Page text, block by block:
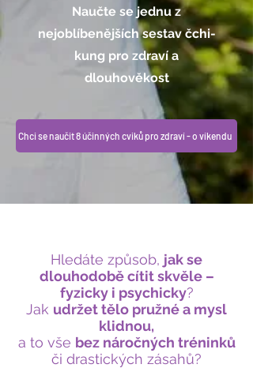
Naučte se jednu z
nejoblíbenějších sestav čchi-
kung pro zdraví a
dlouhověkost
Chci se naučit 8 účinných cviků pro zdraví - o víkendu
Hledáte způsob, jak se
dlouhodobě cítit skvěle –
fyzicky i psychicky?
Jak udržet tělo pružné a mysl
klidnou,
a to vše bez náročných tréninků
či drastických zásahů?